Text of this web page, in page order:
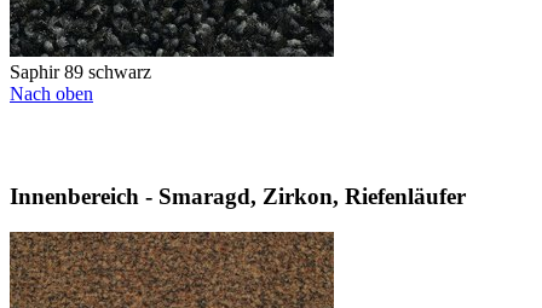
Saphir 89 schwarz
Nach oben
Innenbereich - Smaragd, Zirkon, Riefenläufer